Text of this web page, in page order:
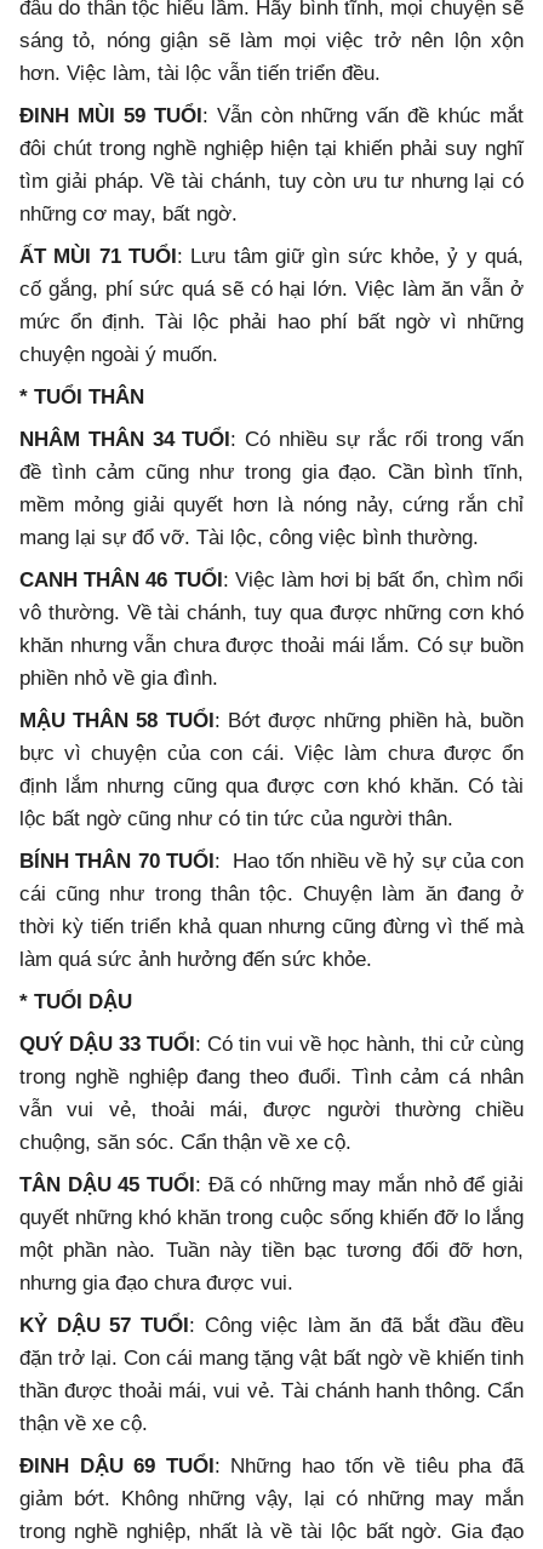
đâu do thân tộc hiểu lầm. Hãy bình tĩnh, mọi chuyện sẽ
sáng tỏ, nóng giận sẽ làm mọi việc trở nên lộn xộn
hơn. Việc làm, tài lộc vẫn tiến triển đều.
ĐINH MÙI 59 TUỔI : Vẫn còn những vấn đề khúc mắt
đôi chút trong nghề nghiệp hiện tại khiến phải suy nghĩ
tìm giải pháp. Về tài chánh, tuy còn ưu tư nhưng lại có
những cơ may, bất ngờ.
ẤT MÙI 71 TUỔI : Lưu tâm giữ gìn sức khỏe, ỷ y quá,
cố gắng, phí sức quá sẽ có hại lớn. Việc làm ăn vẫn ở
mức ổn định. Tài lộc phải hao phí bất ngờ vì những
chuyện ngoài ý muốn.
* TUỔI THÂN
NHÂM THÂN 34 TUỔI : Có nhiều sự rắc rối trong vấn
đề tình cảm cũng như trong gia đạo. Cần bình tĩnh,
mềm mỏng giải quyết hơn là nóng nảy, cứng rắn chỉ
mang lại sự đổ vỡ. Tài lộc, công việc bình thường.
CANH THÂN 46 TUỔI : Việc làm hơi bị bất ổn, chìm nổi
vô thường. Về tài chánh, tuy qua được những cơn khó
khăn nhưng vẫn chưa được thoải mái lắm. Có sự buồn
phiền nhỏ về gia đình.
MẬU THÂN 58 TUỔI : Bớt được những phiền hà, buồn
bực vì chuyện của con cái. Việc làm chưa được ổn
định lắm nhưng cũng qua được cơn khó khăn. Có tài
lộc bất ngờ cũng như có tin tức của người thân.
BÍNH THÂN 70 TUỔI : Hao tốn nhiều về hỷ sự của con
cái cũng như trong thân tộc. Chuyện làm ăn đang ở
thời kỳ tiến triển khả quan nhưng cũng đừng vì thế mà
làm quá sức ảnh hưởng đến sức khỏe.
* TUỔI DẬU
QUÝ DẬU 33 TUỔI : Có tin vui về học hành, thi cử cùng
trong nghề nghiệp đang theo đuổi. Tình cảm cá nhân
vẫn vui vẻ, thoải mái, được người thường chiều
chuộng, săn sóc. Cẩn thận về xe cộ.
TÂN DẬU 45 TUỔI : Đã có những may mắn nhỏ để giải
quyết những khó khăn trong cuộc sống khiến đỡ lo lắng
một phần nào. Tuần này tiền bạc tương đối đỡ hơn,
nhưng gia đạo chưa được vui.
KỶ DẬU 57 TUỔI : Công việc làm ăn đã bắt đầu đều
đặn trở lại. Con cái mang tặng vật bất ngờ về khiến tinh
thần được thoải mái, vui vẻ. Tài chánh hanh thông. Cẩn
thận về xe cộ.
ĐINH DẬU 69 TUỔI : Những hao tốn về tiêu pha đã
giảm bớt. Không những vậy, lại có những may mắn
trong nghề nghiệp, nhất là về tài lộc bất ngờ. Gia đạo